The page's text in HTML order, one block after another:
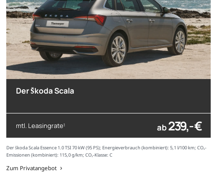
Der Škoda Scala
mtl. Leasingrate1 ab239,- €
Der Škoda Scala Essence 1.0 TSI 70 kW (95 PS); Energieverbrauch (kombiniert): 5,1 l/100 km; CO₂-
Emissionen (kombiniert): 115,0 g/km; CO₂-Klasse: C
Zum Privatangebot